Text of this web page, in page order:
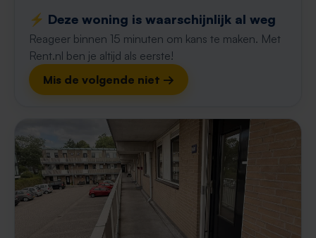
⚡️ Deze woning is waarschijnlijk al weg
Reageer binnen 15 minuten om kans te maken. Met
Rent.nl ben je altijd als eerste!
Mis de volgende niet →